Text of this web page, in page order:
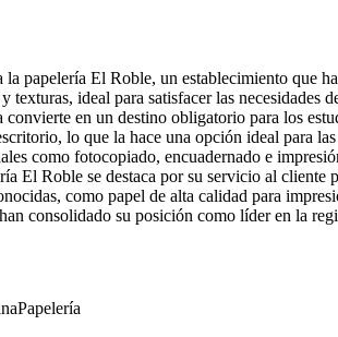
papelería El Roble, un establecimiento que
texturas, ideal para satisfacer las
convierte en un destino obligatorio para los
lo que la hace una opción ideal para
como fotocopiado, encuadernado e
El Roble se destaca por su servicio al
como papel de alta calidad para
consolidado su posición como líder en la
Papelería